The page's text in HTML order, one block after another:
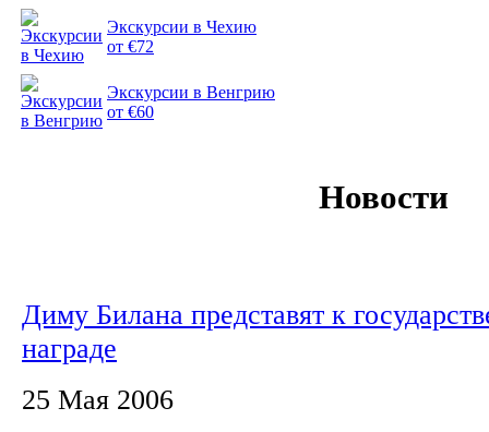
Экскурсии в Чехию
от €72
Экскурсии в Венгрию
от €60
Новости
Диму Билана представят к
награде
25 Мая 2006